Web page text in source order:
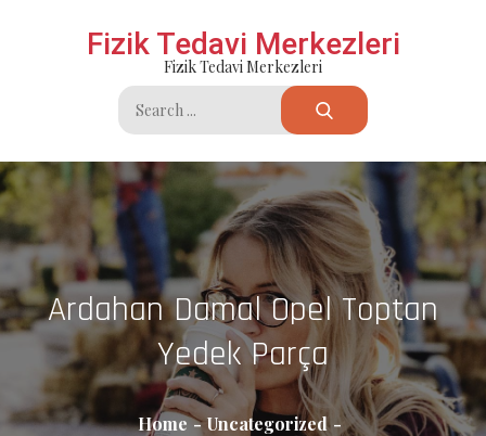
Fizik Tedavi Merkezleri
Fizik Tedavi Merkezleri
Search
for:
Ardahan Damal Opel Toptan
Yedek Parça
Home
Uncategorized